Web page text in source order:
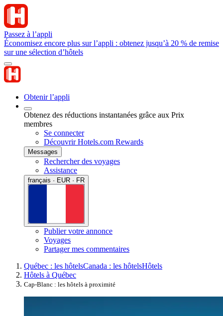
Passez à l’appli
Économisez encore plus sur l’appli : obtenez jusqu’à 20 % de remise
sur une sélection d’hôtels
Obtenir l’appli
Obtenez des réductions instantanées grâce aux Prix
membres
Se connecter
Découvrir Hotels.com Rewards
Messages
Rechercher des voyages
Assistance
français · EUR · FR
Publier votre annonce
Voyages
Partager mes commentaires
Québec : les hôtelsCanada : les hôtelsHôtels
Hôtels à Québec
Cap-Blanc : les hôtels à proximité